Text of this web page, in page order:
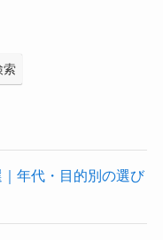
索
年代・目的別の選び